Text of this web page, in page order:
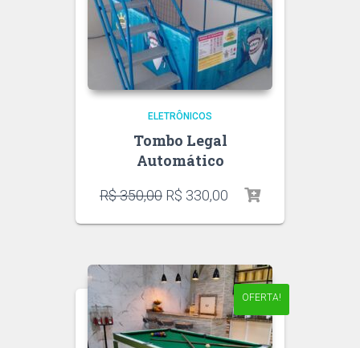
ELETRÔNICOS
Tombo Legal
Automático
R$350,00 R$ 330,00
OFERTA!